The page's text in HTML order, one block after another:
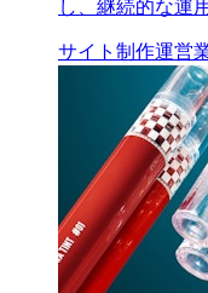
し、継続的な運
サイト制作運営